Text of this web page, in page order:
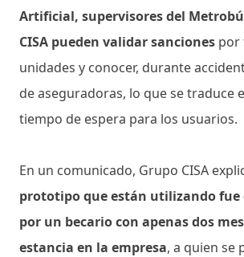
Artificial, supervisores del
CISA pueden validar sanciones por
unidades y conocer, durante
de aseguradoras, lo que se traduce
tiempo de espera para los usuarios.
En un comunicado, Grupo CISA
prototipo que están utilizando fue
por un becario con apenas dos
estancia en la empresa, a quien se